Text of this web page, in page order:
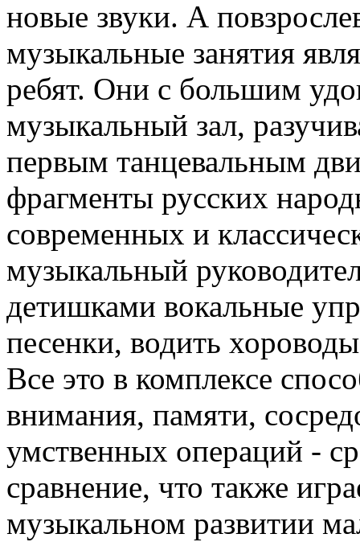
новые звуки. А
музыкальные занятия
ребят. Они с большим
музыкальный зал,
первым танцевальным
фрагменты русских
современных и
музыкальный
детишками вокальные
песенки, водить
Все это в комплексе
внимания, памяти,
умственных операций -
сравнение, что также
музыкальном развитии